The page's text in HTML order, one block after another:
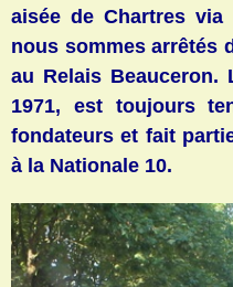
aisée de Chartres
nous sommes arrêtés
au Relais Beauceron.
1971, est toujours
fondateurs et fait
à la Nationale 10.